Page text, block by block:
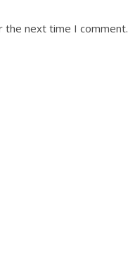
the next time I comment.